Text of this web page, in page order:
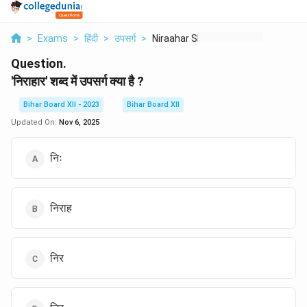
> Exams > हिंदी > उपसर्ग > Niraahar Shabd Mein ...
Question.
'निराहार' शब्द में उपसर्ग क्या है ?
Bihar Board XII - 2023
Bihar Board XII
Updated On: Nov 6, 2025
निः
निराह
निर